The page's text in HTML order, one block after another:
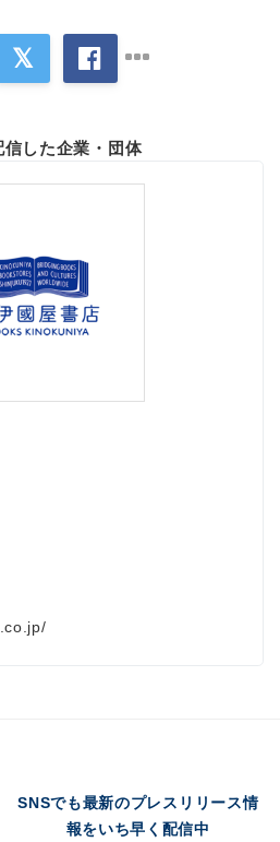
した企業・団体
SNSでも最新のプレスリリース情
報をいち早く配信中